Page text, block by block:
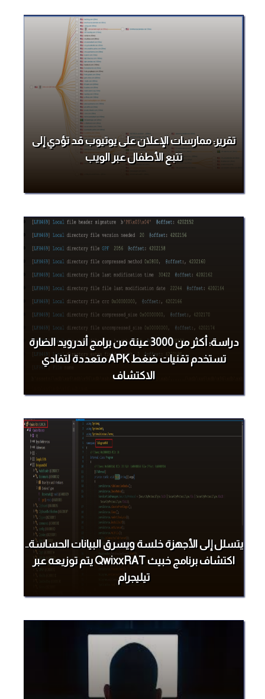
تقرير: ممارسات الإعلان على يوتيوب قد تؤدي إلى
تتبع الأطفال عبر الويب
دراسة: أكثر من 3000 عينة من برامج أندرويد الضارة
تستخدم تقنيات ضغط APK متعددة لتفادي
الاكتشاف
يتسلل إلى الأجهزة خلسة ويسرق البيانات الحساسة..
اكتشاف برنامج خبيث QwixxRAT يتم توزيعه عبر
تيليجرام